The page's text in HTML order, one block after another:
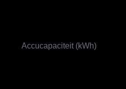
Accucapaciteit (kWh)